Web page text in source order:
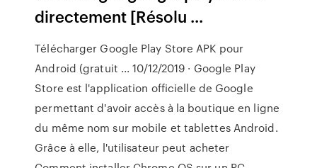
directement [Résolu ...
Télécharger Google Play Store APK pour
Android (gratuit ... 10/12/2019 · Google Play
Store est l'application officielle de Google
permettant d'avoir accès à la boutique en ligne
du même nom sur mobile et tablettes Android.
Grâce à elle, l'utilisateur peut acheter